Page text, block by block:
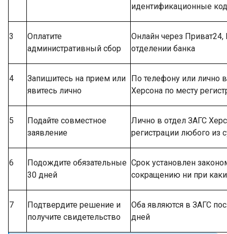
идентификационные
3
Оплатите
административный сбор
Онлайн через
отделении банка
4
Запишитесь на прием или
явитесь лично
По телефону или лично
Херсона по месту
5
Подайте совместное
заявление
Лично в отдел ЗАГС
регистрации любого из
6
Подождите обязательные
30 дней
Срок установлен
сокращению ни при
7
Подтвердите решение и
получите свидетельство
Оба являются в ЗАГС
дней